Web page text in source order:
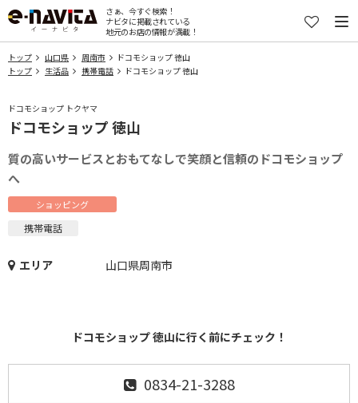
さぁ、今すぐ検索！
ナビタに掲載されている
地元のお店の情報が満載！
トップ 山口県 周南市
ドコモショップ 徳山
トップ
生活品 携帯電話 ドコモショップ 徳山
ドコモショップ トクヤマ
ドコモショップ 徳山
質の高いサービスとおもてなしで笑顔と信頼のドコモショップ
へ
ショッピング
携帯電話
エリア 山口県周南市
ドコモショップ 徳山に行く前にチェック！
0834-21-3288